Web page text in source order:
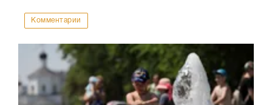
Комментарии